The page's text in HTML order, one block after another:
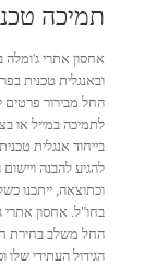
תמיכה
אחסון אתרי
ובאנגלית טכנית
החל מבירור פרטים
לתמיכה במייל או
בייחוד אנגלית
להגיע להבנה
וכתוצאה, ייתכנו
בחו"ל. אחסון
החל משלב בחירת
הגידול העתידי